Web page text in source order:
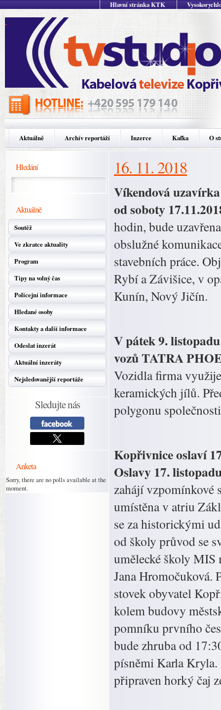
Hlavní stránka KTK
Aktuálně Archív reportáží Inzerce Kafka O
Hledání
Aktuálně
Soutěž
Ve zkratce aktuality
Program
Tipy na volný čas
Policejní informace
Hledané osoby
Kontakty a další informace
Odeslat inzerát
Aktuální inzeráty
Nejsledovanější reportáže
Sledujte nás
Anketa
Sorry, there are no polls available at the
moment.
16. 11. 2018
Víkendová
od soboty
hodin, bude
obslužné
stavebních práce.
Rybí a Závišice, v
Kunín, Nový Jičín.
V pátek 9.
vozů TATRA
Vozidla firma
keramických jílů.
polygonu
Kopřivnice oslaví
Oslavy 17.
zahájí vzpomínkové
umístěna v atriu
se za historickými
od školy průvod se
umělecké školy MIS
Jana Hromočuková.
stovek obyvatel
kolem budovy
pomníku prvního
bude zhruba od
písněmi Karla Kryla.
připraven horký čaj